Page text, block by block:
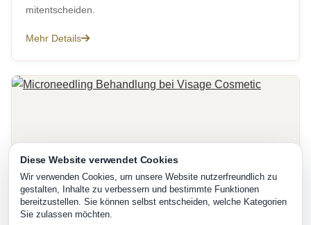
mitentscheiden.
Mehr Details
Diese Website verwendet Cookies
Wir verwenden Cookies, um unsere Website nutzerfreundlich zu
gestalten, Inhalte zu verbessern und bestimmte Funktionen
bereitzustellen. Sie können selbst entscheiden, welche Kategorien
Sie zulassen möchten.